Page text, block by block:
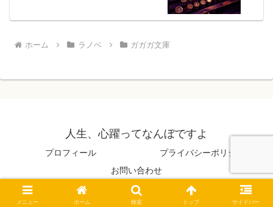
ホーム ラノベ ガガガ文庫
人生、心躍ってなんぼですよ
プロフィール
プライバシーポリシー
お問い合わせ
© 2014 人生、心躍ってなんぼですよ.
メニュー ホーム 検索 トップ サイドバー